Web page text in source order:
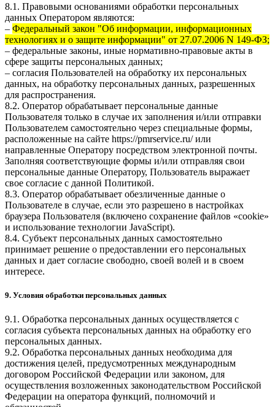
8.1. Правовыми основаниями обработки персональных
данных Оператором являются:
– Федеральный закон "Об информации, информационных
технологиях и о защите информации" от 27.07.2006 N 149-ФЗ;
– федеральные законы, иные нормативно-правовые акты в
сфере защиты персональных данных;
– согласия Пользователей на обработку их персональных
данных, на обработку персональных данных, разрешенных
для распространения.
8.2. Оператор обрабатывает персональные данные
Пользователя только в случае их заполнения и/или отправки
Пользователем самостоятельно через специальные формы,
расположенные на сайте https://pmrservice.ru/или
направленные Оператору посредством электронной почты.
Заполняя соответствующие формы и/или отправляя свои
персональные данные Оператору, Пользователь выражает
свое согласие с данной Политикой.
8.3. Оператор обрабатывает обезличенные данные о
Пользователе в случае, если это разрешено в настройках
браузера Пользователя (включено сохранение файлов «cookie»
и использование технологии JavaScript).
8.4. Субъект персональных данных самостоятельно
принимает решение о предоставлении его персональных
данных и дает согласие свободно, своей волей и в своем
интересе.
9. Условия обработки персональных данных
9.1. Обработка персональных данных осуществляется с
согласия субъекта персональных данных на обработку его
персональных данных.
9.2. Обработка персональных данных необходима для
достижения целей, предусмотренных международным
договором Российской Федерации или законом, для
осуществления возложенных законодательством Российской
Федерации на оператора функций, полномочий и